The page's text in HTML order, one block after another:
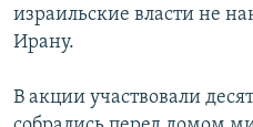
СПОРТ
израильские власти не
Ирану.
В акции участвовали